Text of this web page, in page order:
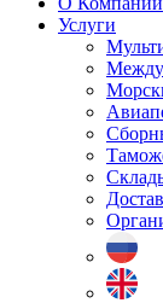
Услуги